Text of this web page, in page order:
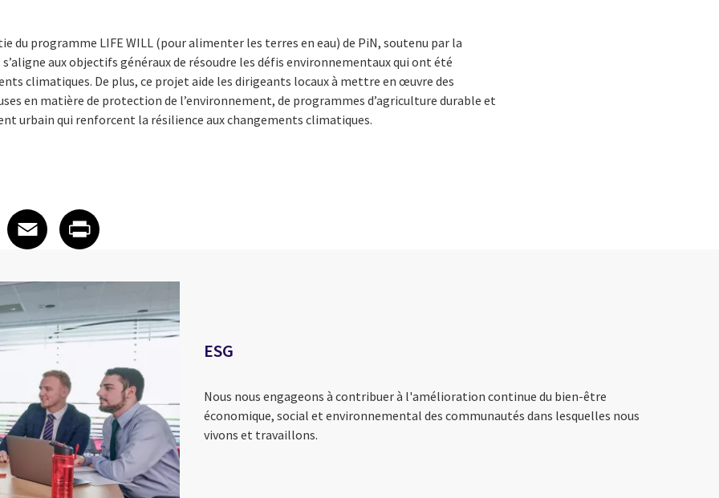
du programme LIFE WILL (pour alimenter les terres en eau) de PiN, soutenu par la
aux objectifs généraux de résoudre les défis environnementaux qui ont été
climatiques. De plus, ce projet aide les dirigeants locaux à mettre en œuvre des
en matière de protection de l’environnement, de programmes d’agriculture durable et
urbain qui renforcent la résilience aux changements climatiques.
LinkedIn
on X
article on Facebook
Facebook
Share article on Email
Email
Share article on Print
ESG
Nous nous engageons à contribuer à l'amélioration continue du bien-être
économique, social et environnemental des communautés dans lesquelles nous
vivons et travaillons.